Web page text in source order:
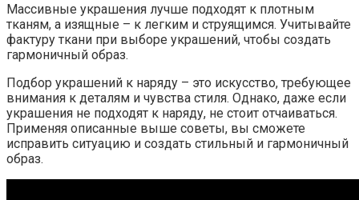
Массивные украшения лучше подходят к плотным
тканям, а изящные – к легким и струящимся. Учитывайте
фактуру ткани при выборе украшений, чтобы создать
гармоничный образ.
Подбор украшений к наряду – это искусство, требующее
внимания к деталям и чувства стиля. Однако, даже если
украшения не подходят к наряду, не стоит отчаиваться.
Применяя описанные выше советы, вы сможете
исправить ситуацию и создать стильный и гармоничный
образ.